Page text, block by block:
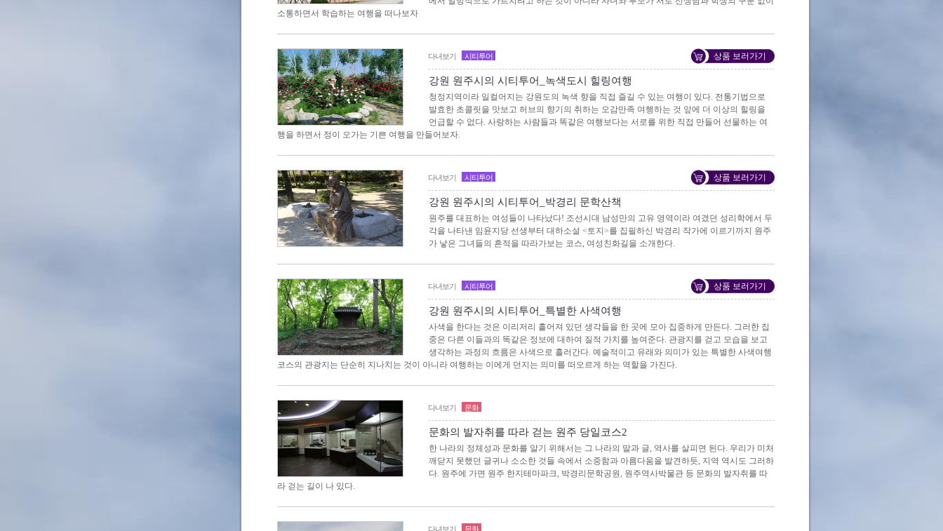
소통하면서 학습하는 여행을 떠나보자
다녀보기 시티투어
강원 원주시의 시티투어_녹색도시 힐링여행
청정지역이라 일컬어지는 강원도의 녹색 향을 직접 즐길 수 있는 여행이 있다. 전통기법으로
발효한 초콜릿을 맛보고 허브의 향기의 취하는 오감만족 여행하는 것 앞에 더 이상의 힐링을
언급할 수 없다. 사랑하는 사람들과 똑같은 여행보다는 서로를 위한 직접 만들어 선물하는 여
행을 하면서 정이 오가는 기쁜 여행을 만들어보자.
상품 보러가기
다녀보기 시티투어
강원 원주시의 시티투어_박경리 문학산책
원주를 대표하는 여성들이 나타났다! 조선시대 남성만의 고유 영역이라 여겼던 성리학에서 두
각을 나타낸 임윤지당 선생부터 대하소설 <토지>를 집필하신 박경리 작가에 이르기까지 원주
가 낳은 그녀들의 흔적을 따라가보는 코스, 여성친화길을 소개한다.
상품 보러가기
다녀보기 시티투어
강원 원주시의 시티투어_특별한 사색여행
사색을 한다는 것은 이리저리 흩어져 있던 생각들을 한 곳에 모아 집중하게 만든다. 그러한 집
중은 다른 이들과의 똑같은 정보에 대하여 질적 가치를 높여준다. 관광지를 걷고 모습을 보고
생각하는 과정의 흐름은 사색으로 흘러간다. 예술적이고 유래와 의미가 있는 특별한 사색여행
코스의 관광지는 단순히 지나치는 것이 아니라 여행하는 이에게 던지는 의미를 떠오르게 하는 역할을 가진다.
상품 보러가기
다녀보기 문화
문화의 발자취를 따라 걷는 원주 당일코스2
한 나라의 정체성과 문화를 알기 위해서는 그 나라의 말과 글, 역사를 살피면 된다. 우리가 미처
깨닫지 못했던 글귀나 소소한 것들 속에서 소중함과 아름다움을 발견하듯, 지역 역시도 그러하
다. 원주에 가면 원주 한지테마파크, 박경리문학공원, 원주역사박물관 등 문화의 발자취를 따
라 걷는 길이 나 있다.
다녀보기 문화